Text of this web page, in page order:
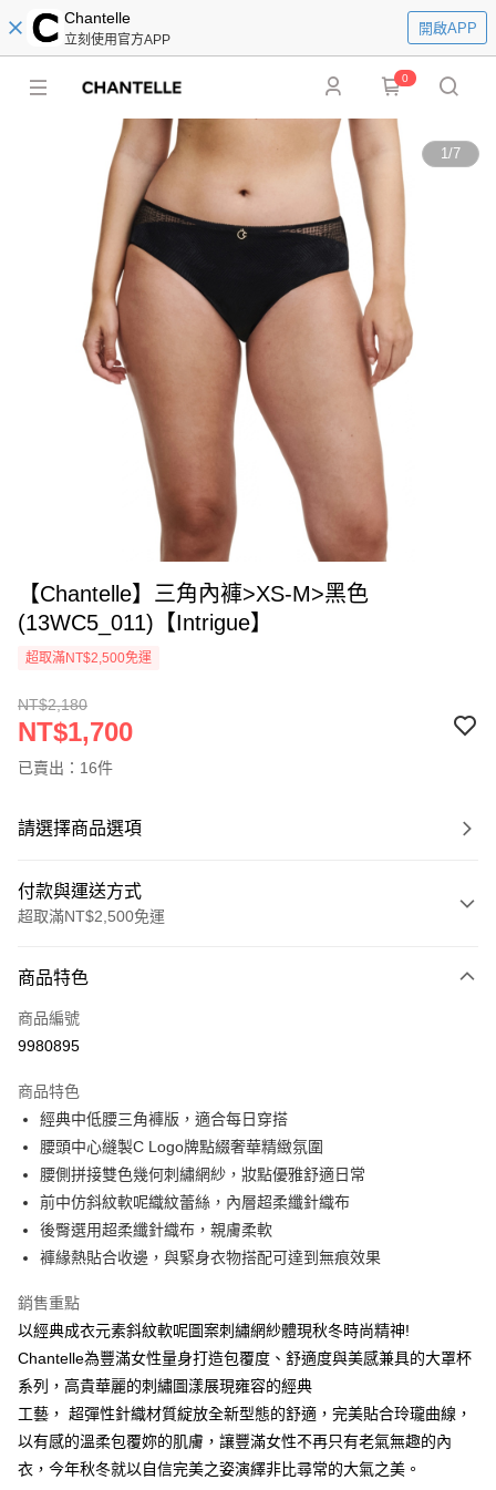
Chantelle
立刻使用官方APP
開啟APP
0
1/7
【Chantelle】三角內褲>XS-M>黑色
(13WC5_011)【Intrigue】
超取滿NT$2,500免運
NT$2,180
NT$1,700
已賣出：16件
請選擇商品選項
付款與運送方式
超取滿NT$2,500免運
信用卡一次付款
信用卡分期付款
合作金庫商業銀行
華南商業銀行
彰化商業銀行
上海商業儲蓄銀行
台北富邦商業銀行
國泰世華商業銀行
兆豐國際商業銀行
臺灣中小企業銀行
台中商業銀行
匯豐（台灣）商業銀行
聯邦商業銀行
遠東國際商業銀行
元大商業銀行
永豐商業銀行
台新國際商業銀行
台灣樂天信用卡公司
超商取貨付款
LINE Pay
街口支付
悠遊付
相關說明
【大哥付你分期使用說明】
2.付款方式選擇「大哥付你分期」，訂單成立後會自動跳轉到大哥付的交易
流程，驗證手機門號後，選擇欲分期的期數、繳款截止日，確認付款後即完
成交易。
3.實際核准額度、可分期數及費用金額請依後續交易確認頁面所載為準。
4.訂單成立30分鐘內，如未前往確認交易或遇審核未通過，訂單將自動取
消。如遇「轉專審核」未通過狀況，表示未達大哥付你分期系統評分，恕無
AFTEE先享後付
相關說明
【關於「AFTEE先享後付」】
AFTEE先享後付是「在收到商品之後才付款」的支付方式。 讓您購物簡單
便利好安心！
１．簡單：不需註冊會員、不需綁卡、不需儲值。
２．便利：只要手機號碼，簡訊認證，即可結帳。
運送方式
全家取貨付款
商品特色
商品編號
9980895
商品特色
經典中低腰三角褲版，適合每日穿搭
腰頭中心縫製C Logo牌點綴奢華精緻氛圍
腰側拼接雙色幾何刺繡網紗，妝點優雅舒適日常
前中仿斜紋軟呢織紋蕾絲，內層超柔纖針織布
後臀選用超柔纖針織布，親膚柔軟
褲緣熱貼合收邊，與緊身衣物搭配可達到無痕效果
銷售重點
以經典成衣元素斜紋軟呢圖案刺繡網紗體現秋冬時尚精神!
Chantelle為豐滿女性量身打造包覆度、舒適度與美感兼具的大罩杯
系列，高貴華麗的刺繡圖漾展現雍容的經典
工藝， 超彈性針織材質綻放全新型態的舒適，完美貼合玲瓏曲線，
以有感的溫柔包覆妳的肌膚，讓豐滿女性不再只有老氣無趣的內
衣，今年秋冬就以自信完美之姿演繹非比尋常的大氣之美。